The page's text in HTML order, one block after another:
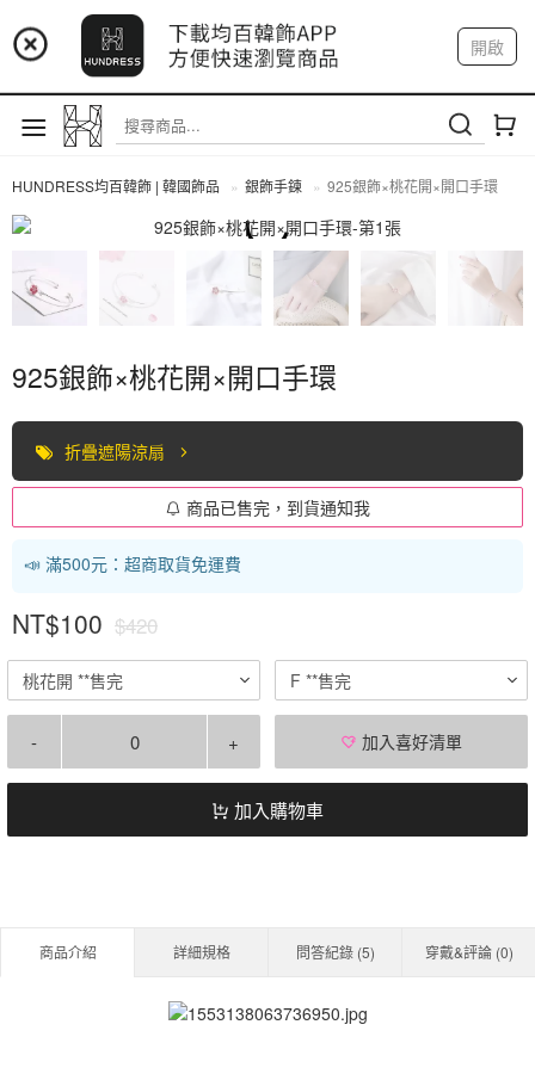
📢 市集預告：9/4-9/6 淡水捷運站
📢 市集預告：9/12-9/13 八里海巡基地
📢 市集預告：8/22-8/23 桃園青埔置地廣場
開啟
註冊 我的帳戶
HUNDRESS均百韓飾 | 韓國飾品 銀飾手鍊 925銀飾×桃花開×開口手環
全部商品
925銀飾×桃花開×開口手環
折疊遮陽涼扇
商品已售完，到貨通知我
📣 滿500元：超商取貨免運費
NT$100 $420
桃花開 **售完 F **售完
- + 加入喜好清單
加入購物車
商品介紹 詳細規格 問答紀錄 (5) 穿戴&評論 (0)